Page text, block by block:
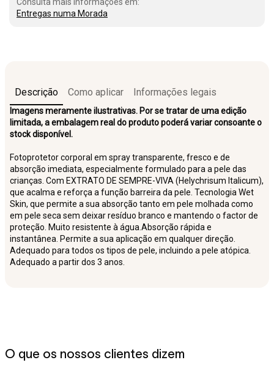
Entregas numa Morada
Descrição Como aplicar Informações legais
Imagens meramente ilustrativas. Por se tratar de uma edição
limitada, a embalagem real do produto poderá variar consoante o
stock disponível.
Fotoprotetor corporal em spray transparente, fresco e de
absorção imediata, especialmente formulado para a pele das
crianças. Com EXTRATO DE SEMPRE-VIVA (Helychrisum Italicum),
que acalma e reforça a função barreira da pele. Tecnologia Wet
Skin, que permite a sua absorção tanto em pele molhada como
em pele seca sem deixar resíduo branco e mantendo o factor de
proteção. Muito resistente à água.Absorção rápida e
instantânea. Permite a sua aplicação em qualquer direção.
Adequado para todos os tipos de pele, incluindo a pele atópica.
Adequado a partir dos 3 anos.
O que os nossos clientes dizem